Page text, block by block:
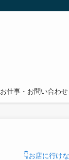
お仕事・お問い合わせ
👇お店に行け